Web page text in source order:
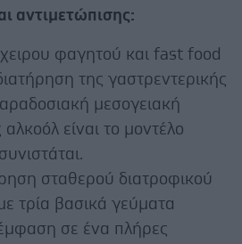
αντιμετώπισης:
φαγητού και fast food
της γαστρεντερικής
μεσογειακή
είναι το μοντέλο
σταθερού διατροφικού
τρία βασικά γεύματα
σε ένα πλήρες